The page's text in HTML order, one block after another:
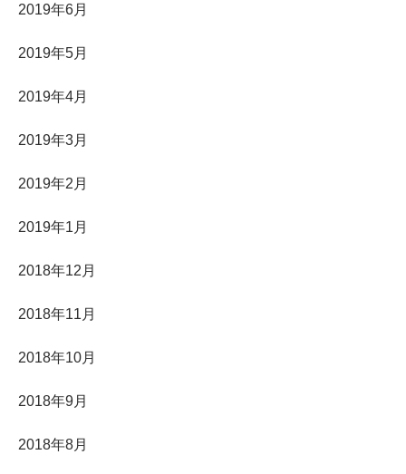
2019年6月
2019年5月
2019年4月
2019年3月
2019年2月
2019年1月
2018年12月
2018年11月
2018年10月
2018年9月
2018年8月